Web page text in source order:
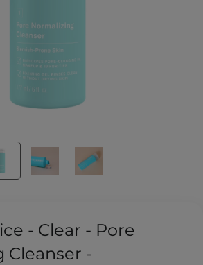
- Clear - Pore
Cleanser -